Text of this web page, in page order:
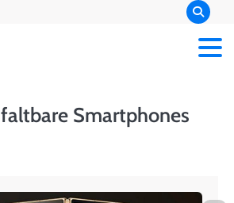
faltbare Smartphones